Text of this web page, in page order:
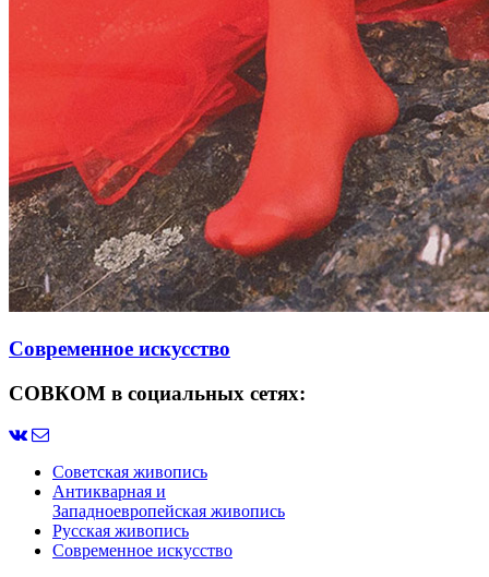
Современное искусство
СОВКОМ в социальных сетях:
Советская живопись
Антикварная и
Западноевропейская живопись
Русская живопись
Современное искусство